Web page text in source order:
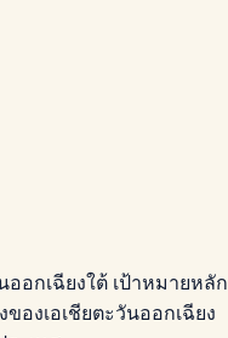
ออกเฉียงใต้ เป้าหมายหลัก
องเอเชียตะวันออกเฉียง